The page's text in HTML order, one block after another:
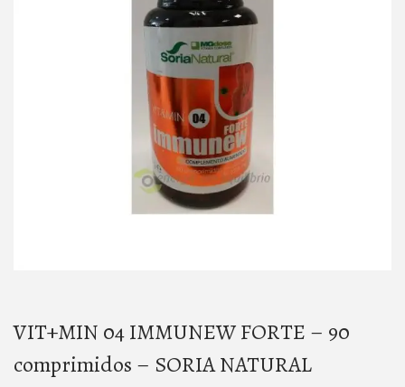
t
i
o
t
VIT+MIN 04 IMMUNEW FORTE – 90
comprimidos – SORIA NATURAL